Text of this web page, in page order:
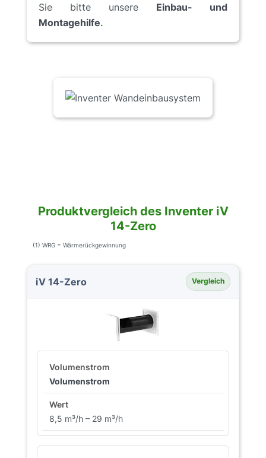
Sie bitte unsere Einbau- und
Montagehilfe.
Produktvergleich des Inventer iV
14-Zero
(1) WRG = Wärmerückgewinnung
iV 14-Zero Vergleich
Volumenstrom
8,5 m³/h – 29 m³/h